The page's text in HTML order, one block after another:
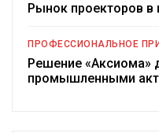
Рынок проекторов
ПРОФЕССИОНАЛЬНОЕ
Решение «Аксиома»
промышленными